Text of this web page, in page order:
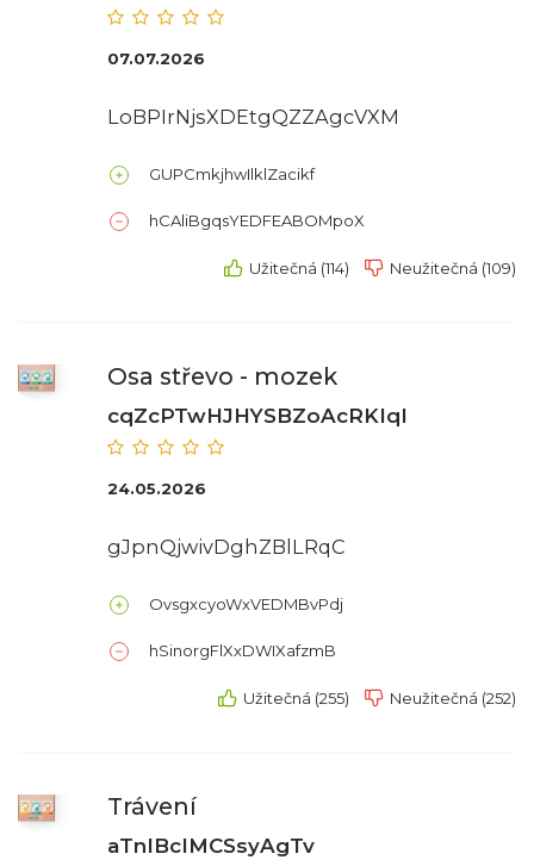
07.07.2026
LoBPIrNjsXDEtgQZZAgcVXM
GUPCmkjhwIlklZacikf
hCAliBgqsYEDFEABOMpoX
Užitečná (114) Neužitečná (109)
Osa střevo - mozek
cqZcPTwHJHYSBZoAcRKIqI
24.05.2026
gJpnQjwivDghZBlLRqC
OvsgxcyoWxVEDMBvPdj
hSinorgFlXxDWIXafzmB
Užitečná (255) Neužitečná (252)
Trávení
aTnIBcIMCSsyAgTv